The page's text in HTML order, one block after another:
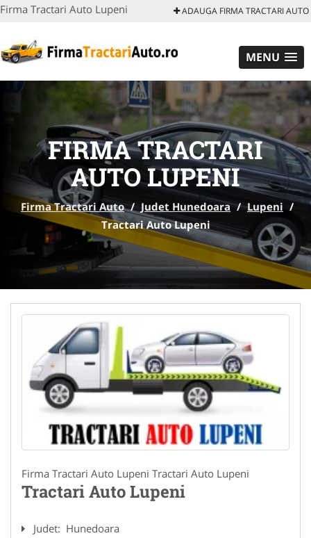
Firma Tractari Auto Lupeni ADAUGA FIRMA TRACTARI AUTO
MENU
FIRMA TRACTARI
AUTO LUPENI
Firma Tractari Auto / Judet Hunedoara / Lupeni /
Tractari Auto Lupeni
Firma Tractari Auto Lupeni Tractari Auto Lupeni
Tractari Auto Lupeni
Judet: Hunedoara